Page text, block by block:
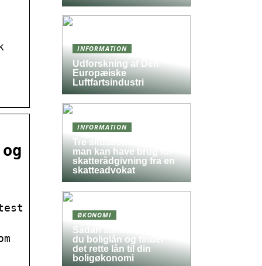
INFORMATION
Udforskning af Den
Europæiske
Luftfartsindustri
INFORMATION
Tre situationer hvor
man kan have brug for
skatterådgivning fra en
skatteadvokat
ØKONOMI
Sådan sammenligner
du boliglån og finder
det rette lån til din
boligøkonomi